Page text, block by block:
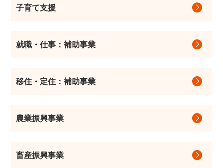
子育て支援
就職・仕事：補助事業
移住・定住：補助事業
農業振興事業
畜産振興事業